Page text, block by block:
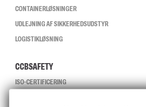
CONTAINERLØSNINGER
UDLEJNING AF SIKKERHEDSUDSTYR
LOGISTIKLØSNING
CCBSAFETY
ISO-CERTIFICERING